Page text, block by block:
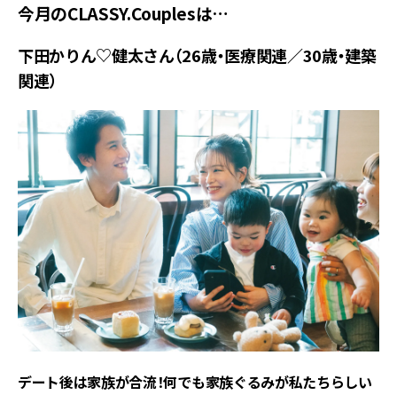
今月のCLASSY.Couplesは…
下田かりん♡健太さん（26歳・医療関連／30歳・建築
関連）
デート後は家族が合流！何でも家族ぐるみが私たちらしい